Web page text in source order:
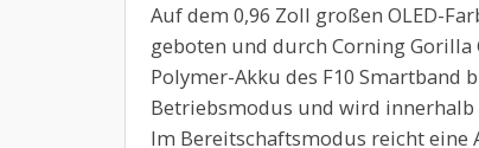
Auf dem 0,96 Zoll großen OLED-
geboten und durch Corning
Polymer-Akku des F10 Smartband
Betriebsmodus und wird
Im Bereitschaftsmodus reicht eine